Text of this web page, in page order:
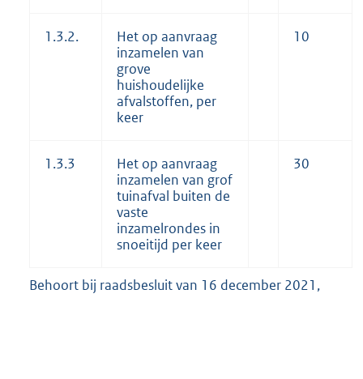
1.3.2.
Het op aanvraag
inzamelen van
grove
huishoudelijke
afvalstoffen, per
keer
10
1.3.3
Het op aanvraag
inzamelen van grof
tuinafval buiten de
vaste
inzamelrondes in
snoeitijd per keer
30
Behoort bij raadsbesluit van 16 december 2021,